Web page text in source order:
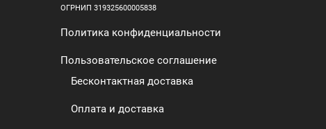
ОГРНИП 319325600005838
Политика конфиденциальности
Пользовательское соглашение
Бесконтактная доставка
Оплата и доставка